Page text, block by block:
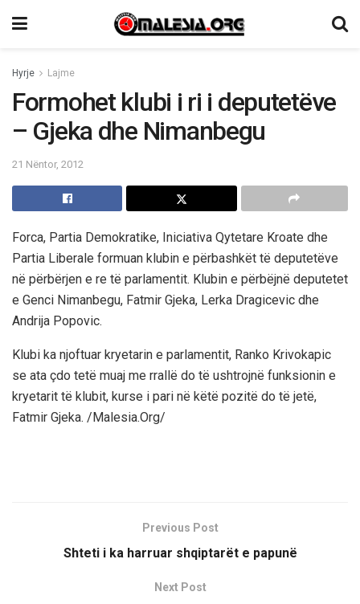
Hyrje Lajme
Formohet klubi i ri i deputetëve
– Gjeka dhe Nimanbegu
21 Nëntor, 2012
Forca, Partia Demokratike, Iniciativa Qytetare Kroate dhe
Partia Liberale formuan klubin e përbashkët të deputetëve
në përbërjen e re të parlamentit. Klubin e përbëjnë deputetet
e Genci Nimanbegu, Fatmir Gjeka, Lerka Dragicevic dhe
Andrija Popovic.
Klubi ka njoftuar kryetarin e parlamentit, Ranko Krivokapic
se ata çdo tetë muaj me rrallë do të ushtrojnë funksionin e
kryetarit të klubit, kurse i pari në këtë pozitë do të jetë,
Fatmir Gjeka. /Malesia.Org/
Previous Post
Shteti i ka harruar shqiptarët e papunë
Next Post